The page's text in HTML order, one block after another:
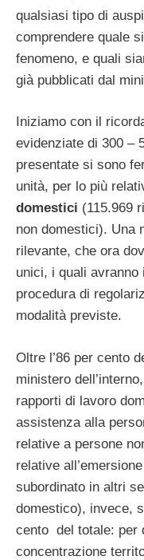
qualsiasi tipo di
comprendere quale
fenomeno, e quali
già pubblicati dal
Iniziamo con il
evidenziate di 300 –
presentate si sono
unità, per lo più
domestici (115.969
non domestici). Una
rilevante, che ora
unici, i quali
procedura di
modalità previste.
Oltre l’86 per cento
ministero
rapporti di lavoro
assistenza alla
relative a persone
relative
subordinato in altri
domestico), invece,
cento del totale: per
concentrazione